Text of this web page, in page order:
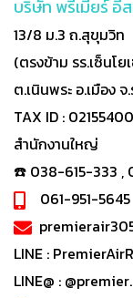
บริษัท พรีเมียร์ อี
13/8 ม.3 ถ.สุขุมวิท
(ตรงข้าม รร.เซ็นโย
ต.เนินพระ อ.เมือง
TAX ID :
สำนักงานใหญ่
☎️ 038-615-333 ,
061-951-5645
LINE :
LINE@ :